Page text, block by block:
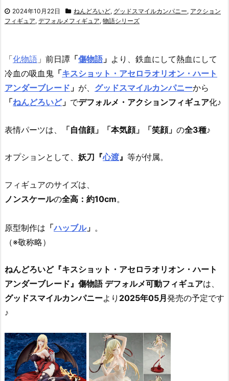
2024年10月22日 ねんどろいど, グッドスマイルカンパニー, アクション
フィギュア, デフォルメフィギュア, 物語シリーズ
「化物語 」前日譚 「傷物語」 より、鉄血にして熱血にして
冷血の吸血鬼 「キスショット・アセロラオリオン・ハート
アンダーブレード 」 が、 グッドスマイルカンパニーから
「ねんどろいど」 でデフォルメ・アクションフィギュア化♪
表情パーツは、 「自信顔」「本気顔」「笑顔」 の全3種♪
オプションとして、 妖刀『心渡』 等が付属。
フィギュアのサイズは、
ノンスケールの全高：約10cm。
原型制作は 「ハッブル」 。
（※敬称略）
ねんどろいど『キスショット・アセロラオリオン・ハート
アンダーブレード』傷物語 デフォルメ可動フィギュアは、
グッドスマイルカンパニーより 2025年05月 発売の予定です
♪